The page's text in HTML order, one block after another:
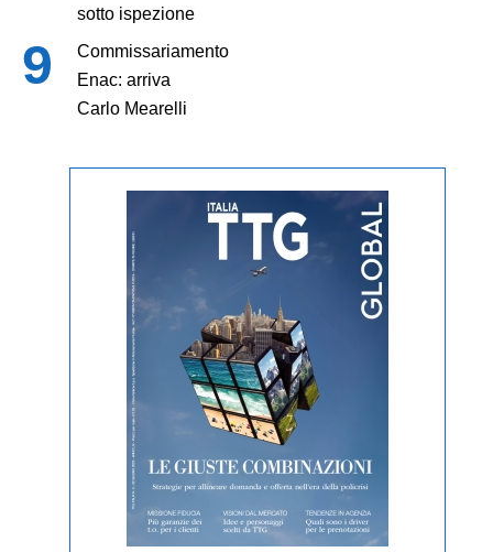
sotto ispezione
Commissariamento
Enac: arriva
Carlo Mearelli